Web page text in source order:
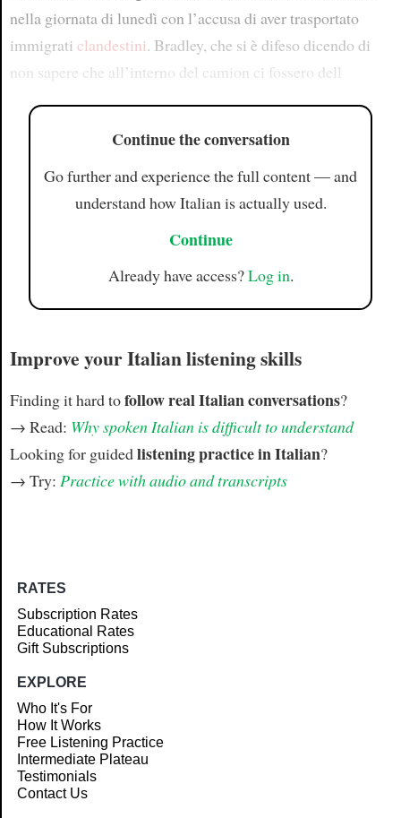
nella giornata di lunedì con l’accusa di aver trasportato
immigrati clandestini. Bradley, che si è difeso dicendo di
non sapere che all’interno del camion ci fossero dell
Continue the conversation
Go further and experience the full content — and
understand how Italian is actually used.
Continue
Already have access?Log in.
Improve your Italian listening skills
Finding it hard tofollow real Italian conversations?
→ Read: Why spoken Italian is difficult to understand
Looking for guidedlistening practice in Italian?
→ Try: Practice with audio and transcripts
RATES
Subscription Rates
Educational Rates
Gift Subscriptions
EXPLORE
Who It's For
How It Works
Free Listening Practice
Intermediate Plateau
Testimonials
Contact Us